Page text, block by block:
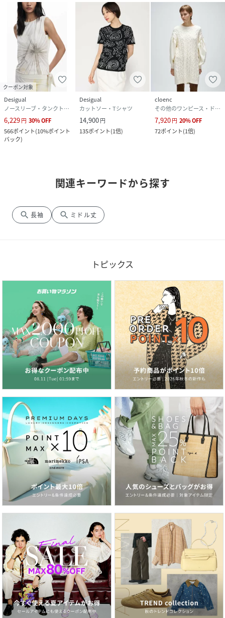
クーポン対象
Desigual
ノースリーブ・タンクトップ
6,229円 30%OFF
566ポイント(10%ポイント
バック)
Desigual
カットソー・Tシャツ
14,900円
135ポイント(1倍)
cloenc
その他のワンピース・ドレス
7,920円 20%OFF
72ポイント(1倍)
関連キーワードから探す
search 長袖 search ミドル丈
トピックス